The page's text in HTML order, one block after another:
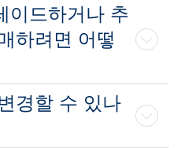
이드하거나 추
하려면 어떻
경할 수 있나